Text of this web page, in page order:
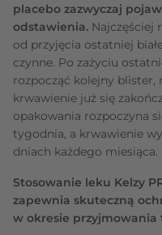
placebo zazwyczaj
odstawienia. Najczęściej
od przyjęcia ostatniej
czynne. Po zażyciu
rozpocząć kolejny blister,
krwawienie już się
opakowania rozpoczyna
tygodnia, a krwawienie
dniach każdego miesiąca.
Stosowanie leku Kelzy
zapewnia skuteczną
w okresie